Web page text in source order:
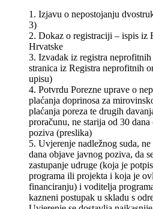
1. Izjavu o nepostojanju
3)
2. Dokaz o registraciji – ispis iz
Hrvatske
3. Izvadak iz registra
stranica iz Registra neprofitnih
upisu)
4. Potvrdu Porezne uprave o
plaćanja doprinosa za
plaćanja poreza te drugih
proračunu, ne starija od 30
poziva (preslika)
5. Uvjerenje nadležnog suda,
dana objave javnog poziva, da
zastupanje udruge (koja je
programa ili projekta i koja je
financiranju) i voditelja
kazneni postupak u skladu s